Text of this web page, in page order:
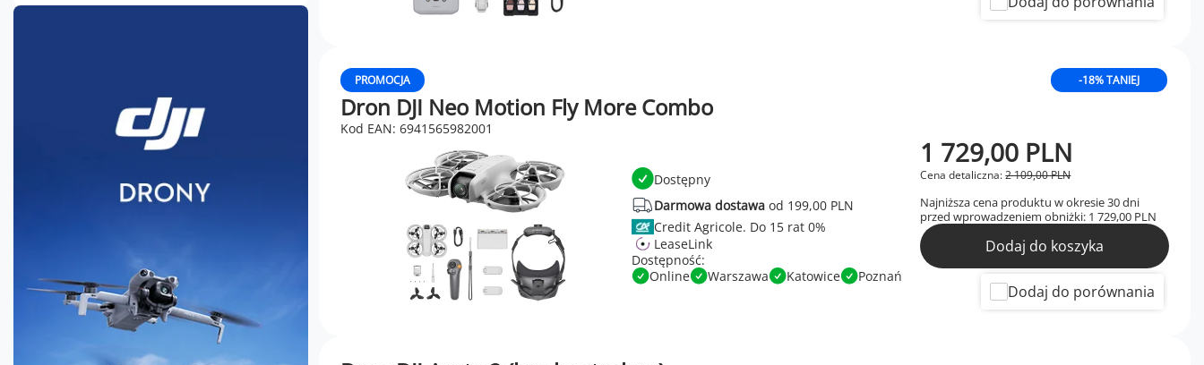
PROMOCJA -18% TANIEJ
Dron DJI Neo Motion Fly More Combo
Kod EAN: 6941565982001
Dostępny
Darmowa dostawaod 199,00 PLN
Credit Agricole.
LeaseLink
Dostępność:
Online
Warszawa Katowice Poznań
Cena detaliczna:2 109,00 PLN
1 729,00 PLN
Najniższa cena produktu w okresie 30 dni
przed wprowadzeniem obniżki: 1 729,00 PLN
Dodaj do koszyka
Dodaj do porównania